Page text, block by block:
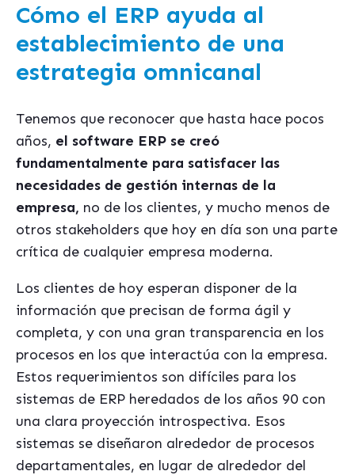
Cómo el ERP ayuda al
establecimiento de una
estrategia omnicanal
Tenemos que reconocer que hasta hace pocos
años, el software ERP se creó
fundamentalmente para satisfacer las
necesidades de gestión internas de la
empresa, no de los clientes, y mucho menos de
otros stakeholders que hoy en día son una parte
crítica de cualquier empresa moderna.
Los clientes de hoy esperan disponer de la
información que precisan de forma ágil y
completa, y con una gran transparencia en los
procesos en los que interactúa con la empresa.
Estos requerimientos son difíciles para los
sistemas de ERP heredados de los años 90 con
una clara proyección introspectiva. Esos
sistemas se diseñaron alrededor de procesos
departamentales, en lugar de alrededor del